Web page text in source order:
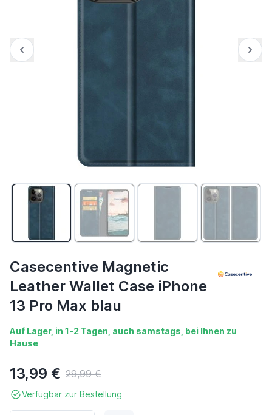
Casecentive Magnetic
Leather Wallet Case iPhone
13 Pro Max blau
Auf Lager, in 1-2 Tagen, auch samstags, bei Ihnen zu
Hause
13,99 € 29,99 €
Verfügbar zur Bestellung